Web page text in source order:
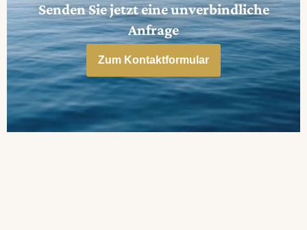
Senden Sie jetzt eine unverbindliche
Anfrage
Zum Kontaktformular